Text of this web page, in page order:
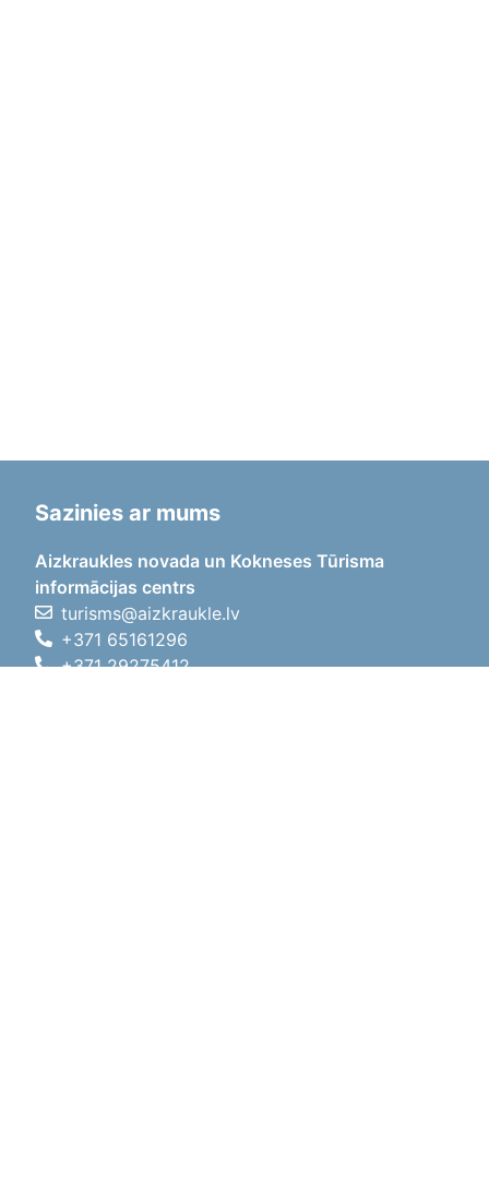
Sazinies ar mums
Aizkraukles novada un Kokneses Tūrisma
informācijas centrs
turisms@aizkraukle.lv
+371 65161296
+371 29275412